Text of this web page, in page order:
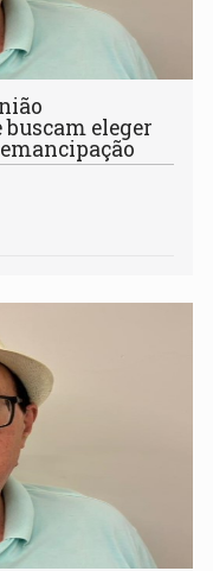
eleger